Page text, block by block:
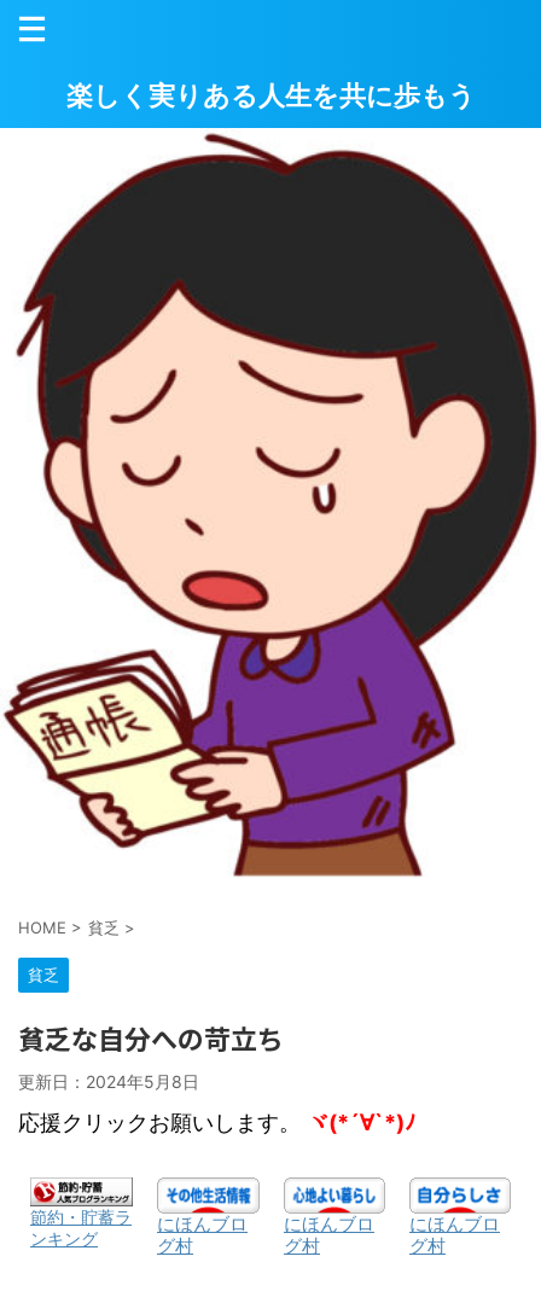
楽しく実りある人生を共に歩もう
HOME > 貧乏 >
貧乏
貧乏な自分への苛立ち
更新日： 2024年5月8日
応援クリックお願いします。 ヾ(*´∀`*)ﾉ
節約・貯蓄ラ
ンキング
にほんブロ
グ村
にほんブロ
グ村
にほんブロ
グ村